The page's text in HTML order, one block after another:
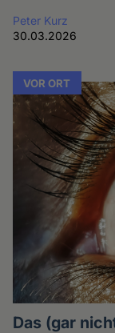
Peter Kurz
30.03.2026
VOR ORT
Das (gar